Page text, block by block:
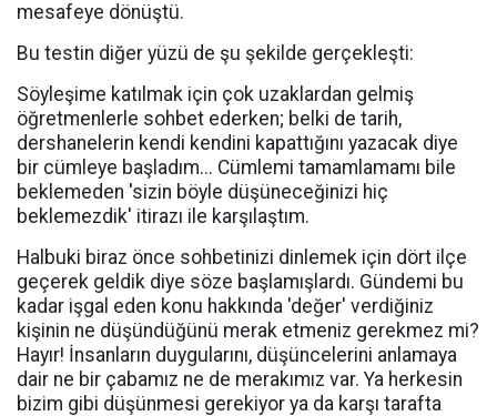
mesafeye dönüştü.
Bu testin diğer yüzü de şu şekilde gerçekleşti:
Söyleşime katılmak için çok uzaklardan gelmiş
öğretmenlerle sohbet ederken; belki de tarih,
dershanelerin kendi kendini kapattığını yazacak diye
bir cümleye başladım... Cümlemi tamamlamamı bile
beklemeden 'sizin böyle düşüneceğinizi hiç
beklemezdik' itirazı ile karşılaştım.
Halbuki biraz önce sohbetinizi dinlemek için dört ilçe
geçerek geldik diye söze başlamışlardı. Gündemi bu
kadar işgal eden konu hakkında 'değer' verdiğiniz
kişinin ne düşündüğünü merak etmeniz gerekmez mi?
Hayır! İnsanların duygularını, düşüncelerini anlamaya
dair ne bir çabamız ne de merakımız var. Ya herkesin
bizim gibi düşünmesi gerekiyor ya da karşı tarafta